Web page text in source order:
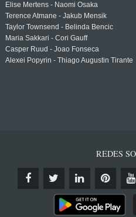
Elise Mertens - Naomi Osaka
Terence Atmane - Jakub Mensik
Taylor Townsend - Belinda Bencic
Maria Sakkari - Cori Gauff
Casper Ruud - Joao Fonseca
Alexei Popyrin - Thiago Augustin Tirante
REDES